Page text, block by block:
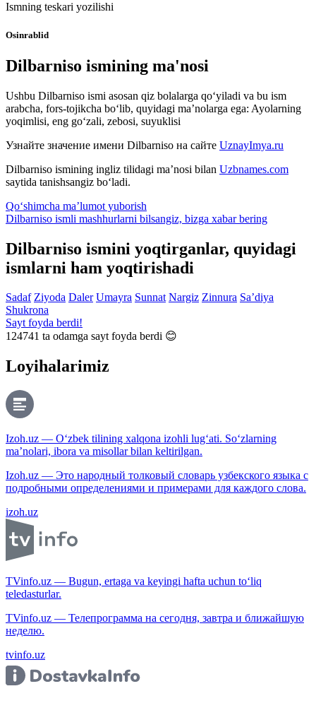
Ismning teskari yozilishi
Osinrablid
Dilbarniso ismining ma'nosi
Ushbu Dilbarniso ismi asosan qiz bolalarga qo‘yiladi va bu ism
arabcha, fors-tojikcha bo‘lib, quyidagi ma’nolarga ega: Ayolarning
yoqimlisi, eng go‘zali, zebosi, suyuklisi
Узнайте значение имени Dilbarniso на сайте UznayImya.ru
Dilbarniso ismining ingliz tilidagi ma’nosi bilan Uzbnames.com
saytida tanishsangiz bo‘ladi.
Qo‘shimcha ma’lumot yuborish
Dilbarniso ismli mashhurlarni bilsangiz, bizga xabar bering
Dilbarniso ismini yoqtirganlar, quyidagi
ismlarni ham yoqtirishadi
Sadaf Ziyoda Daler Umayra Sunnat Nargiz Zinnura Sa’diya
Shukrona
Sayt foyda berdi!
124741 ta odamga sayt foyda berdi 😊
Loyihalarimiz
Izoh.uz — O‘zbek tilining xalqona izohli lug‘ati. So‘zlarning
ma’nolari, ibora va misollar bilan keltirilgan.
Izoh.uz — Это народный толковый словарь узбекского языка с
подробными определениями и примерами для каждого слова.
izoh.uz
TVinfo.uz — Bugun, ertaga va keyingi hafta uchun to‘liq
teledasturlar.
TVinfo.uz — Телепрограмма на сегодня, завтра и ближайшую
неделю.
tvinfo.uz